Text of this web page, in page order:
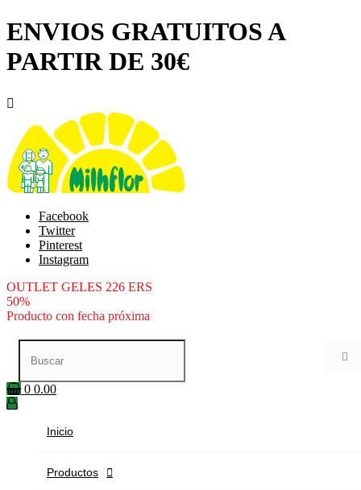
ENVIOS GRATUITOS A
PARTIR DE 30€

Facebook
Twitter
Pinterest
Instagram
OUTLET GELES 226 ERS
50%
Producto con fecha próxima

0 0.00
Inicio
Productos 